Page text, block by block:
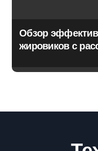
Обзор
жировиков с